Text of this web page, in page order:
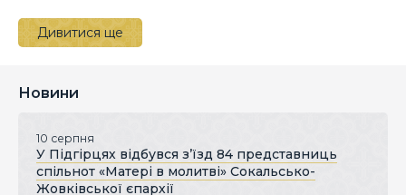
Дивитися ще
Новини
10 серпня
У Підгірцях відбувся з’їзд 84 представниць
спільнот «Матері в молитві» Сокальсько-
Жовківської єпархії